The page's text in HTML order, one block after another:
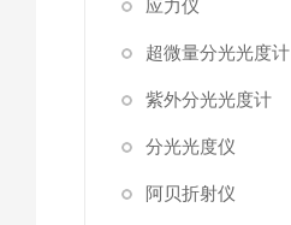
应力仪
超微量分光光度计
紫外分光光度计
分光光度仪
阿贝折射仪